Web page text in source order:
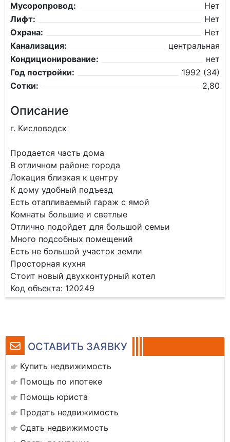
ОСТАВИТЬ ЗАЯВКУ
Купить недвижимость
Помощь по ипотеке
Помощь юриста
Продать недвижимость
Сдать недвижимость
Мусоропровод:
Нет
Лифт:
Нет
Охрана:
Нет
Канализация:
центральная
Кондиционирование:
нет
Год постройки:
1992 (34)
Сотки:
2,80
Описание
г. Кисловодск
Продается часть дома
В отличном районе города
Локация близкая к центру
К дому удобный подъезд
Есть отапливаемый гараж с ямой
Комнаты большие и светлые
Отлично подойдет для большой семьи
Много подсобных помещений
Есть не большой участок земли
Просторная кухня
Стоит новый двухконтурный котел
Код объекта: 120249